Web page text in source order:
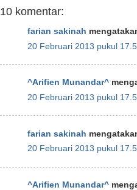
10 komentar:
farian sakinah
20 Februari 2013 pukul
^Arifien Munandar^
20 Februari 2013 pukul
farian sakinah
20 Februari 2013 pukul
^Arifien Munandar^